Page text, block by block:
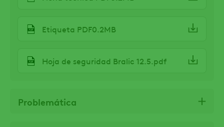
Etiqueta PDF0.2MB
Hoja de seguridad Bralic 12.5.pdf
Problemática